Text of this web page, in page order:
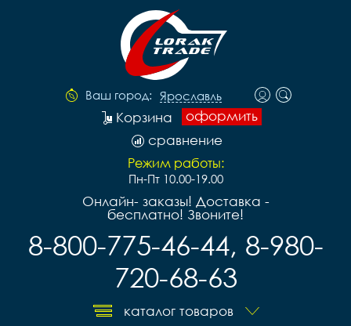
Ваш город: Ярославль
оформить
Корзина
сравнение
Режим работы:
Пн-Пт 10.00-19.00
Онлайн- заказы! Доставка -
бесплатно! Звоните!
8-800-775-46-44, 8-980-
720-68-63
каталог товаров